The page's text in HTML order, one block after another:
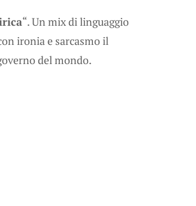
“. Un mix di linguaggio
ironia e sarcasmo il
del mondo.